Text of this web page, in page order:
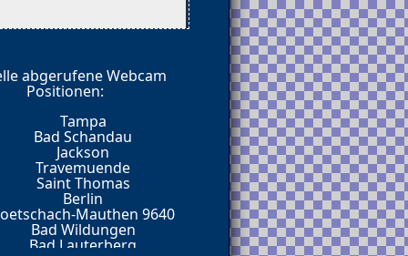
почти 4 года, и при
на внимание от
представьте — там
abgerufene Webcam
Positionen:
Tampa
Bad Schandau
Jackson
Travemuende
Saint Thomas
Berlin
Mauthen 9640
Bad Wildungen
Bad Lauterberg